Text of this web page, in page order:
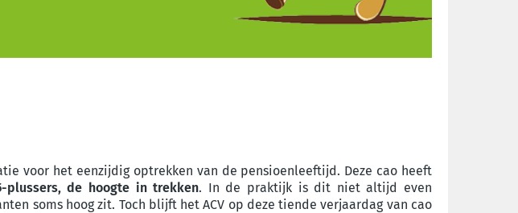
voor het eenzijdig optrekken van de pensioenleeftijd. Deze cao heeft
plussers, de hoogte in trekken. In de praktijk is dit niet altijd even
soms hoog zit. Toch blijft het ACV op deze tiende verjaardag van cao